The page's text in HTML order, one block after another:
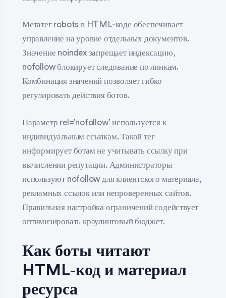
Метатег robots в HTML-коде обеспечивает
управление на уровне отдельных документов.
Значение noindex запрещает индексацию,
nofollow блокирует следование по линкам.
Комбинация значений позволяет гибко
регулировать действия ботов.
Параметр rel=’nofollow’ используется к
индивидуальным ссылкам. Такой тег
информирует ботам не учитывать ссылку при
вычислении репутации. Администраторы
используют nofollow для клиентского материала,
рекламных ссылок или непроверенных сайтов.
Правильная настройка ограничений содействует
оптимизировать краулинговый бюджет.
Как боты читают
HTML‑код и материал
ресурса